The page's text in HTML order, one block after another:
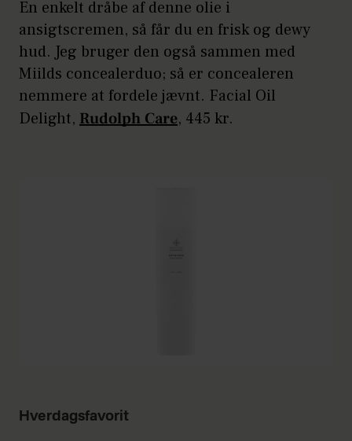
En enkelt dråbe af denne olie i
ansigtscremen, så får du en frisk og dewy
hud. Jeg bruger den også sammen med
Miilds concealerduo; så er concealeren
nemmere at fordele jævnt. Facial Oil
Delight, Rudolph Care, 445 kr.
Hverdagsfavorit